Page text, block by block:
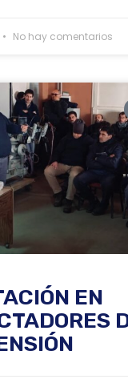
No hay comentarios
EN